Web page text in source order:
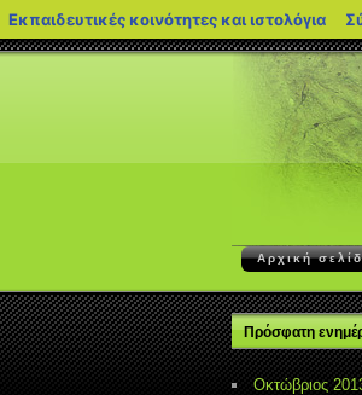
Εκπαιδευτικές κοινότητες και ιστολόγια
Αρχική
Πρόσφατη
Οκτώβριος